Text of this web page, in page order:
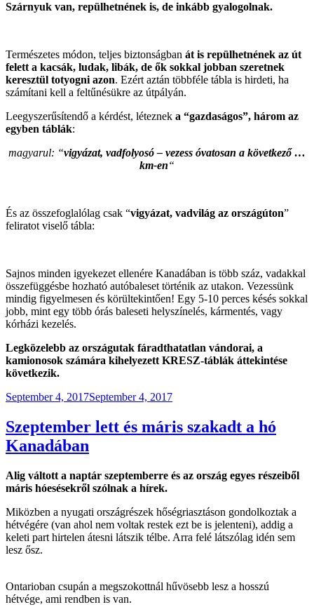
Szárnyuk van, repülhetnének is, de inkább gyalogolnak.
Természetes módon, teljes biztonságban át is repülhetnének az út
felett a kacsák, ludak, libák, de ők sokkal jobban szeretnek
keresztül totyogni azon. Ezért aztán többféle tábla is hirdeti, ha
számítani kell a feltűnésükre az útpályán.
Leegyszerűsítendő a kérdést, léteznek a “gazdaságos”, három az
egyben táblák:
magyarul: “vigyázat, vadfolyosó – vezess óvatosan a következő …
km-en“
És az összefoglalólag csak “vigyázat, vadvilág az országúton”
feliratot viselő tábla:
Sajnos minden igyekezet ellenére Kanadában is több száz, vadakkal
összefüggésbe hozható autóbaleset történik az utakon. Vezessünk
mindig figyelmesen és körültekintően! Egy 5-10 perces késés sokkal
jobb, mint egy több órás baleseti helyszínelés, kármentés, vagy
kórházi kezelés.
Legközelebb az országutak fáradthatatlan vándorai, a
kamionosok számára kihelyezett KRESZ-táblák áttekintése
következik.
Posted
September 4, 2017September 4, 2017
Szeptember lett és máris szakadt a hó
Kanadában
Alig váltott a naptár szeptemberre és az ország egyes részeiből
máris hóesésekről szólnak a hírek.
Miközben a nyugati országrészek hőségriasztáson gondolkoztak a
hétvégére (van ahol nem voltak restek ezt be is jelenteni), addig a
keleti part hirtelen átesni látszik télbe. Arra felé látszólag idén sem
lesz ősz.
Ontarioban csupán a megszokottnál hűvösebb lesz a hosszú
hétvége, ami rendben is van.